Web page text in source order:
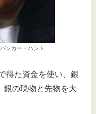
ンカー・ハント
得た資金を使い、銀
銀の現物と先物を大